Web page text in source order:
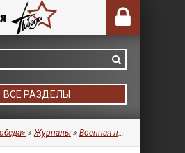
ВСЕ РАЗДЕЛЫ
»Журналы » Военная летопись